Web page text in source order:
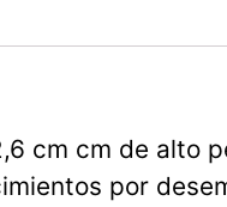
cm cm de alto
por